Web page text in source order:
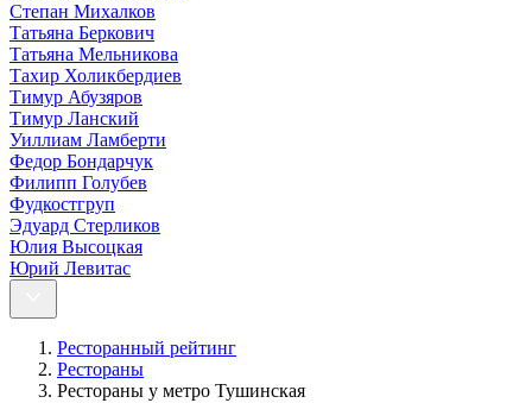
Степан Михалков
Татьяна Беркович
Татьяна Мельникова
Тахир Холикбердиев
Тимур Абузяров
Тимур Ланский
Уиллиам Ламберти
Федор Бондарчук
Филипп Голубев
Фудкостгруп
Эдуард Стерликов
Юлия Высоцкая
Юрий Левитас
Ресторанный рейтинг
Рестораны
Рестораны у метро Тушинская